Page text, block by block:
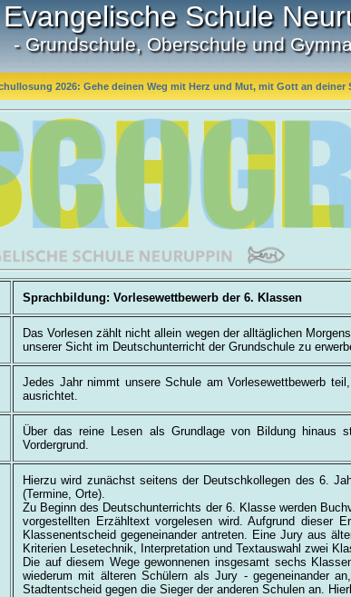
Evangelische Schule
- Grundschule, Oberschule und
2026: Gehe deinen Weg mit Herz und Mut, mit Gott an deiner
Sprachbildung: Vorlesewettbewerb der 6. Klassen
Das Vorlesen zählt nicht allein wegen der alltäglichen
unserer Sicht im Deutschunterricht der Grundschule zu
Jedes Jahr nimmt unsere Schule am Vorlesewettbewerb
ausrichtet.
Über das reine Lesen als Grundlage von Bildung hinaus
Vordergrund.
Hierzu wird zunächst seitens der Deutschkollegen des 6.
(Termine, Orte).
Zu Beginn des Deutschunterrichts der 6. Klasse werden
vorgestellten Erzähltext vorgelesen wird. Aufgrund dieser
Klassenentscheid gegeneinander antreten. Eine Jury aus
Kriterien Lesetechnik, Interpretation und Textauswahl zwei
Die auf diesem Wege gewonnenen insgesamt sechs
wiederum mit älteren Schülern als Jury - gegeneinander
Stadtentscheid gegen die Sieger der anderen Schulen an.